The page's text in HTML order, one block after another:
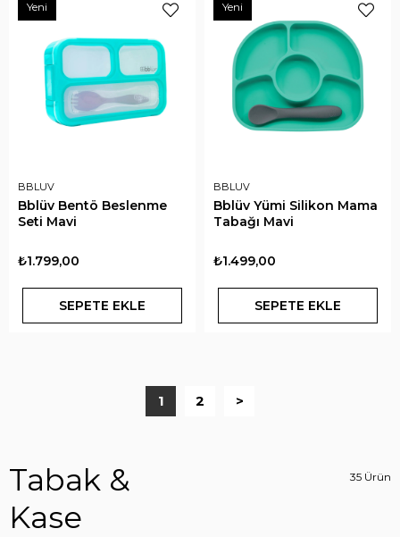
BBLUV
Bblüv Bentö Beslenme
Seti Mavi
₺1.799,00
SEPETE EKLE
Yeni
BBLUV
Bblüv Yümi Silikon Mama
Tabağı Mavi
₺1.499,00
SEPETE EKLE
Yeni
1 2 >
Tabak &
Kase
35 Ürün